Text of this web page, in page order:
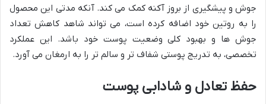
جوش و پیشگیری از بروز آکنه کمک می کند. آنکه مدتی این محصول
را به روتین خود اضافه کرده است، می تواند شاهد کاهش تعداد
جوش ها و بهبود کلی وضعیت پوست خود باشد. این عملکرد
تخصصی، به تدریج پوستی شفاف تر و سالم تر را به ارمغان می آورد.
حفظ تعادل و شادابی پوست